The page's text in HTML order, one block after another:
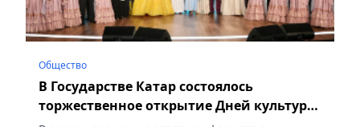
Общество
В Государстве Катар состоялось
торжественное открытие Дней культуры